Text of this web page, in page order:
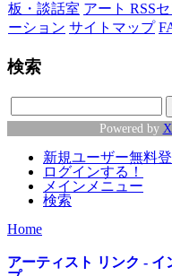
板・談話室 アート RSS
ーション サイトマップ
検索
Powered by
新規ユーザー無料
ログインする！
メインメニュー
検索
Home
アーティスト リンク -